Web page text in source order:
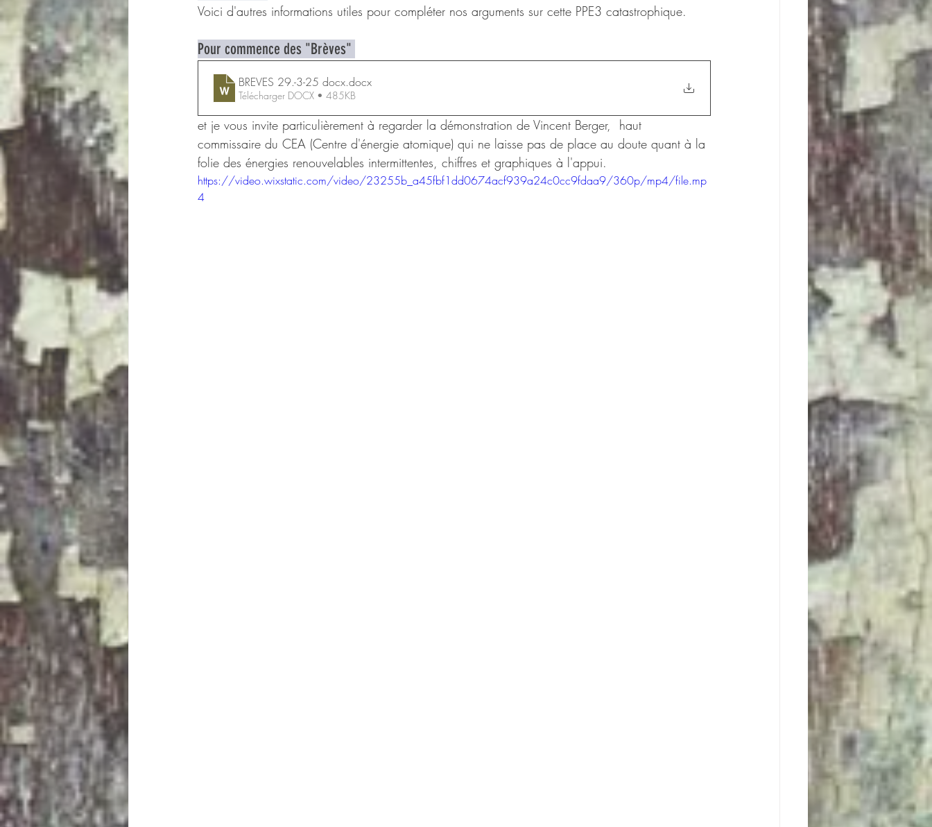
Voici d'autres informations utiles pour compléter nos arguments sur cette PPE3 catastrophique.
Pour commence des "Brèves"
BREVES 29.-3-25 docx.docx
Télécharger DOCX • 485KB
et je vous invite particulièrement à regarder la démonstration de Vincent Berger,  haut
commissaire du CEA (Centre d'énergie atomique) qui ne laisse pas de place au doute quant à la
folie des énergies renouvelables intermittentes, chiffres et graphiques à l'appui.
https://video.wixstatic.com/video/23255b_a45fbf1dd0674acf939a24c0cc9fdaa9/360p/mp4/file.mp
4